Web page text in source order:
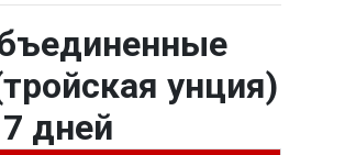
унция)
дней